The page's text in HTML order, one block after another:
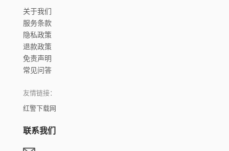
关于我们
服务条款
隐私政策
退款政策
免责声明
常见问答
友情链接：
红警下载网
联系我们